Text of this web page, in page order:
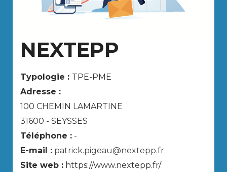
NEXTEPP
Typologie : TPE-PME
Adresse :
100 CHEMIN LAMARTINE
31600 - SEYSSES
Téléphone : -
E-mail : patrick.pigeau@nextepp.fr
Site web : https://www.nextepp.fr/